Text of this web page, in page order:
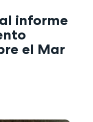
informe
el Mar